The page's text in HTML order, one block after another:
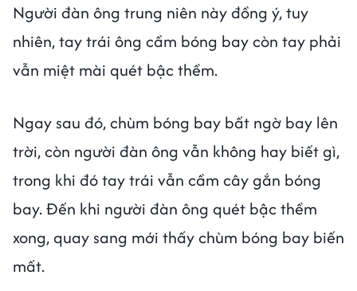
Người đàn ông trung niên này đồng ý, tuy
nhiên, tay trái ông cầm bóng bay còn tay phải
vẫn miệt mài quét bậc thềm.
Ngay sau đó, chùm bóng bay bất ngờ bay lên
trời, còn người đàn ông vẫn không hay biết gì,
trong khi đó tay trái vẫn cầm cây gắn bóng
bay. Đến khi người đàn ông quét bậc thềm
xong, quay sang mới thấy chùm bóng bay biến
mất.